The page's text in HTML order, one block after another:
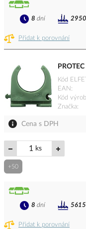
Přidat k porovnání
8 dní
Kód
EAN
Kód
Značka
Cena s DPH
ks
+50
Přidat k porovnání
8 dní